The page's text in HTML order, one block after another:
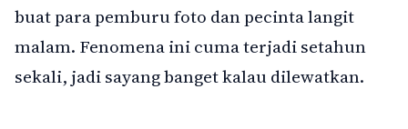
buat para pemburu foto dan pecinta langit
malam. Fenomena ini cuma terjadi setahun
sekali, jadi sayang banget kalau dilewatkan.